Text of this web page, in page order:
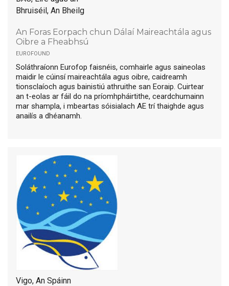
Bhruiséil, An Bheilg
An Foras Eorpach chun Dálaí Maireachtála agus
Oibre a Fheabhsú
eurofound
Soláthraíonn Eurofop faisnéis, comhairle agus saineolas
maidir le cúinsí maireachtála agus oibre, caidreamh
tionsclaíoch agus bainistiú athruithe san Eoraip. Cuirtear
an t-eolas ar fáil do na príomhpháirtithe, ceardchumainn
mar shampla, i mbeartas sóisialach AE trí thaighde agus
anailís a dhéanamh.
Vigo, An Spáinn